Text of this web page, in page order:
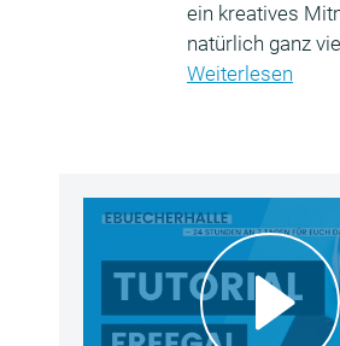
ein kreatives
natürlich ganz
Weiterlesen